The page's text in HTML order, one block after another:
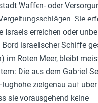
Waffen- oder
Sie
Israels erreichen oder
israelischer Schiffe
im Roten Meer, bleibt
Die aus dem Gabriel
zielgenau auf über
sie vorausgehend keine